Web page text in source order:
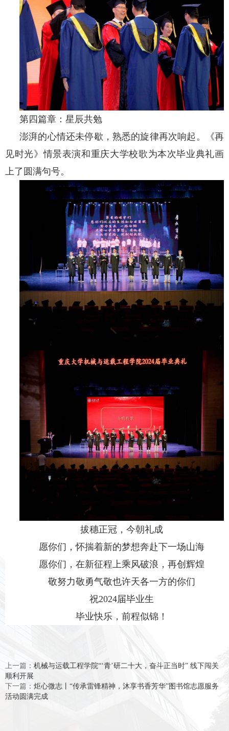
第四篇章：星辰共勉
澎湃的心情还未停歇，熟悉的旋律再次响起。《再
见时光》情景表演和重庆大学校歌为本次毕业典礼画
上了圆满句号。
拔穗正冠，今朝礼成
愿你们，怀揣着新的梦想奔赴下一场山海
愿你们，在新征程上乘风破浪，再创辉煌
敬努力敬勇气敬也许天各一方的你们
祝2024届毕业生
毕业快乐，前程似锦！
上一篇： 机械与运载工程学院“‘青’研二十大，奋斗正当时” 线下闯关
顺利开展
下一篇： 炬心微志丨“传承雷锋精神，沐享书香芳华”图书馆志愿服务
活动圆满完成